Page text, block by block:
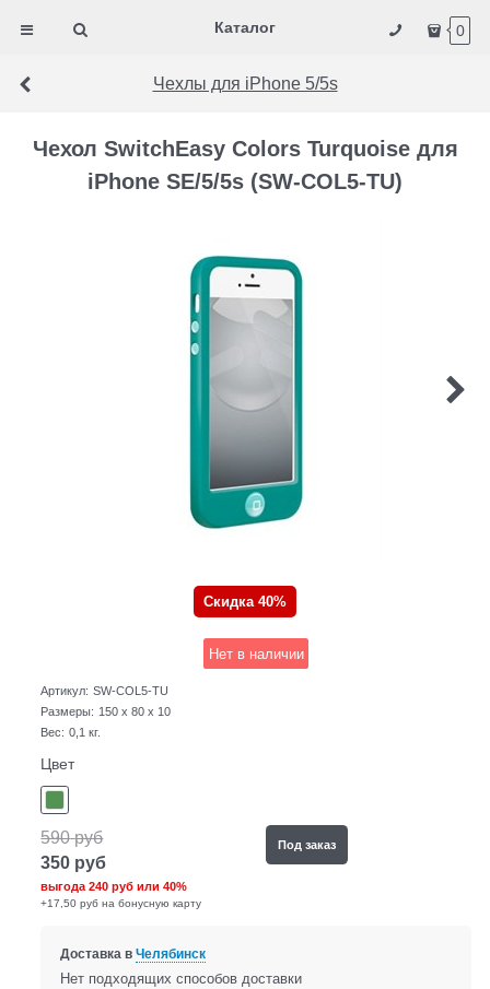
Каталог 0
Чехлы для iPhone 5/5s
Чехол SwitchEasy Colors Turquoise для
iPhone SE/5/5s (SW-COL5-TU)
Скидка 40%
Нет в наличии
Артикул: SW-COL5-TU
Размеры: 150 x 80 x 10
Вес: 0,1 кг.
Цвет
590 руб
350 руб
выгода240 руб или40%
+17,50 руб на бонусную карту
Под заказ
Доставка в Челябинск
Нет подходящих способов доставки